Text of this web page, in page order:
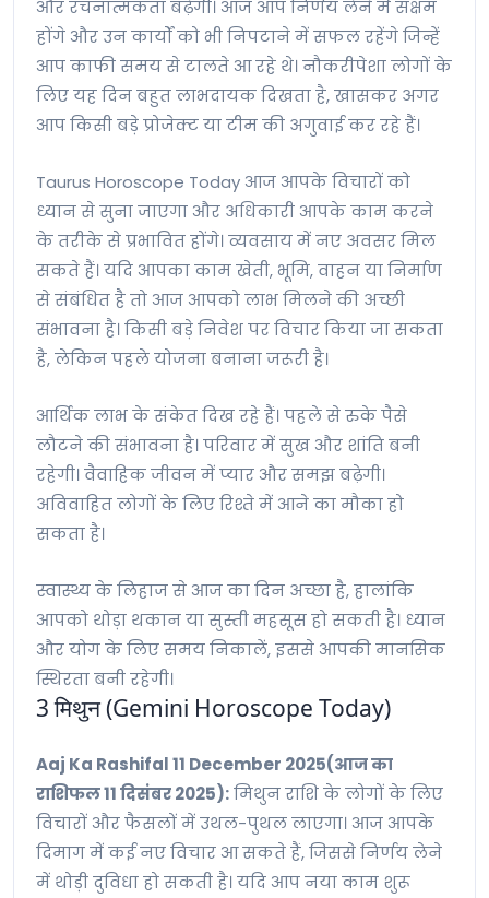
और रचनात्मकता बढ़ेगी। आज आप निर्णय लेने में सक्षम
होंगे और उन कार्यों को भी निपटाने में सफल रहेंगे जिन्हें
आप काफी समय से टालते आ रहे थे। नौकरीपेशा लोगों के
लिए यह दिन बहुत लाभदायक दिखता है, खासकर अगर
आप किसी बड़े प्रोजेक्ट या टीम की अगुवाई कर रहे हैं।
Taurus Horoscope Today आज आपके विचारों को
ध्यान से सुना जाएगा और अधिकारी आपके काम करने
के तरीके से प्रभावित होंगे। व्यवसाय में नए अवसर मिल
सकते हैं। यदि आपका काम खेती, भूमि, वाहन या निर्माण
से संबंधित है तो आज आपको लाभ मिलने की अच्छी
संभावना है। किसी बड़े निवेश पर विचार किया जा सकता
है, लेकिन पहले योजना बनाना जरूरी है।
आर्थिक लाभ के संकेत दिख रहे हैं। पहले से रुके पैसे
लौटने की संभावना है। परिवार में सुख और शांति बनी
रहेगी। वैवाहिक जीवन में प्यार और समझ बढ़ेगी।
अविवाहित लोगों के लिए रिश्ते में आने का मौका हो
सकता है।
स्वास्थ्य के लिहाज से आज का दिन अच्छा है, हालांकि
आपको थोड़ा थकान या सुस्ती महसूस हो सकती है। ध्यान
और योग के लिए समय निकालें, इससे आपकी मानसिक
स्थिरता बनी रहेगी।
3 मिथुन (Gemini Horoscope Today)
Aaj Ka Rashifal 11 December 2025(आज का
राशिफल 11 दिसंबर 2025):मिथुन राशि के लोगों के लिए
विचारों और फैसलों में उथल-पुथल लाएगा। आज आपके
दिमाग में कई नए विचार आ सकते हैं, जिससे निर्णय लेने
में थोड़ी दुविधा हो सकती है। यदि आप नया काम शुरू